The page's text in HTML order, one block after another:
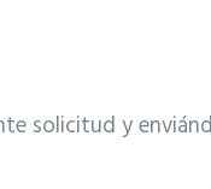
solicitud y